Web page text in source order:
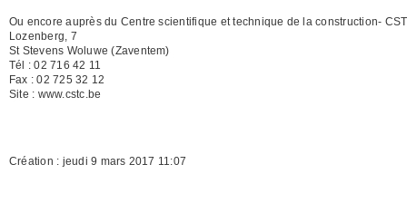
Ou encore auprès du Centre scientifique et technique de la construction-
Lozenberg, 7
St Stevens Woluwe (Zaventem)
Tél : 02 716 42 11
Fax : 02 725 32 12
Site : www.cstc.be
Création : jeudi 9 mars 2017 11:07